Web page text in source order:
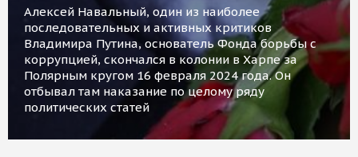
Алексей Навальный, один из наиболее
последовательных и активных критиков
Владимира Путина, основатель Фонда борьбы с
коррупцией, скончался в колонии в Харпе за
Полярным кругом 16 февраля 2024 года. Он
отбывал там наказание по целому ряду
политических статей